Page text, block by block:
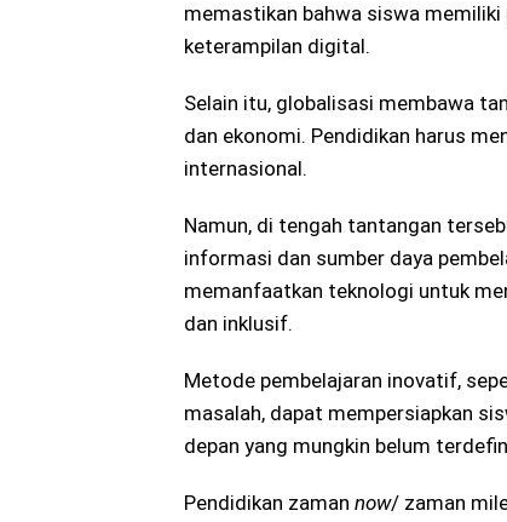
memastikan bahwa siswa
keterampilan digital.
Selain itu, globalisasi membawa
dan ekonomi. Pendidikan harus
internasional.
Namun, di tengah tantangan
informasi dan sumber daya
memanfaatkan teknologi untuk
dan inklusif.
Metode pembelajaran inovatif,
masalah, dapat mempersiapkan
depan yang mungkin belum
Pendidikan zaman now/ zaman